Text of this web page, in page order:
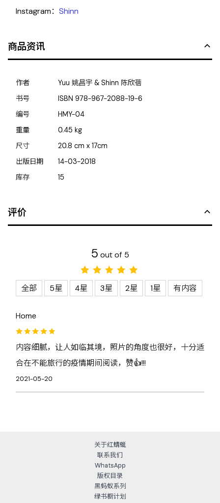
Instagram： Shinn
商品资讯
作者
Yuu 姚昌宇 & Shinn 陈欣蓓
书号
ISBN978-967-2088-19-6
编号
HMY-04
重量
0.45 kg
尺寸
20.8 cm x 17cm
出版日期
14-03-2018
库存
15
评价
5 out of 5
全部 5星 4星 3星 2星 1星 有内容
Home
内容细腻，让人如临其境，照片的角度也很好，十分适
合在不能旅行的疫情期间阅读，赞👍!!!
2021-05-20
关于红蜻蜓
联系我们
WhatsApp
版权目录
黑蚂蚁系列
绿书橱计划